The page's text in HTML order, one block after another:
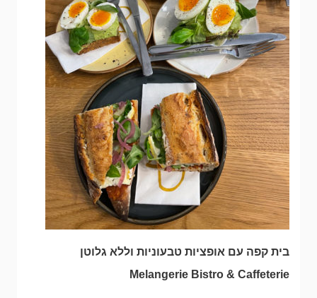
בית קפה עם אופציות טבעוניות וללא גלוטן
Melangerie Bistro & Caffeterie